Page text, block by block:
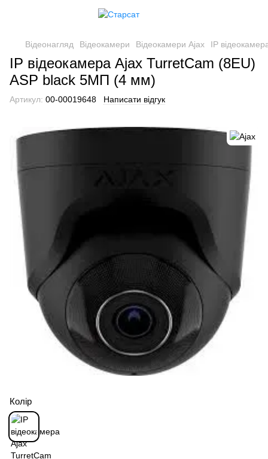
Відеонагляд Відеокамери Відеокамери Ajax IP
IP відеокамера Ajax TurretCam (8EU)
ASP black 5МП (4 мм)
Артикул: 00-00019648 Написати відгук
Колір